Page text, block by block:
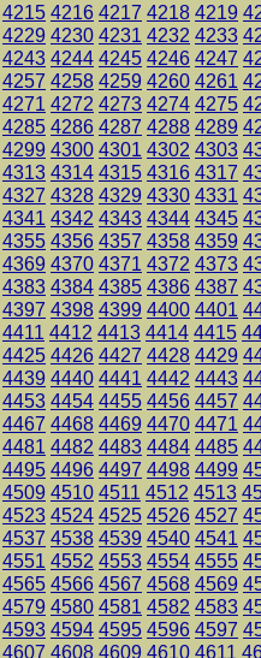
4215 4216 4217 4218 4219
4229 4230 4231 4232 4233
4243 4244 4245 4246 4247
4257 4258 4259 4260 4261
4271 4272 4273 4274 4275
4285 4286 4287 4288 4289
4299 4300 4301 4302 4303
4313 4314 4315 4316 4317
4327 4328 4329 4330 4331
4341 4342 4343 4344 4345
4355 4356 4357 4358 4359
4369 4370 4371 4372 4373
4383 4384 4385 4386 4387
4397 4398 4399 4400 4401
4411 4412 4413 4414 4415
4425 4426 4427 4428 4429
4439 4440 4441 4442 4443
4453 4454 4455 4456 4457
4467 4468 4469 4470 4471
4481 4482 4483 4484 4485
4495 4496 4497 4498 4499
4509 4510 4511 4512 4513
4523 4524 4525 4526 4527
4537 4538 4539 4540 4541
4551 4552 4553 4554 4555
4565 4566 4567 4568 4569
4579 4580 4581 4582 4583
4593 4594 4595 4596 4597
4607 4608 4609 4610 4611